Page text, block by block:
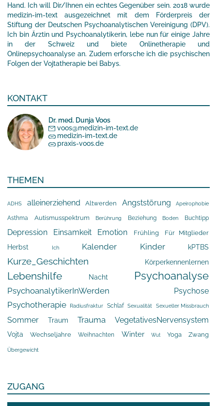
Hand. Ich will Dir/Ihnen ein echtes Gegenüber sein. 2018 wurde
medizin-im-text ausgezeichnet mit dem Förderpreis der
Stiftung der Deutschen Psychoanalytischen Vereinigung (DPV).
Ich bin Ärztin und Psychoanalytikerin, lebe nun für einige Jahre
in der Schweiz und biete Onlinetherapie und
Onlinepsychoanalyse an. Zudem erforsche ich die psychischen
Folgen der Vojtatherapie bei Babys.
KONTAKT
Dr. med. Dunja Voos
voos@medizin-im-text.de
medizin-im-text.de
praxis-voos.de
THEMEN
ADHS alleinerziehend Altwerden Angststörung Apeirophobie
Asthma Autismusspektrum Berührung Beziehung Boden Buchtipp
Depression Einsamkeit Emotion Frühling Für Mitglieder
Herbst Ich Kalender Kinder kPTBS
Kurze_Geschichten Körperkennenlernen
Lebenshilfe Nacht Psychoanalyse
PsychoanalytikerInWerden Psychose
Psychotherapie Radiusfraktur Schlaf Sexualität Sexueller Missbrauch
Sommer Traum Trauma VegetativesNervensystem
Vojta Wechseljahre Weihnachten Winter Wut Yoga Zwang
Übergewicht
ZUGANG